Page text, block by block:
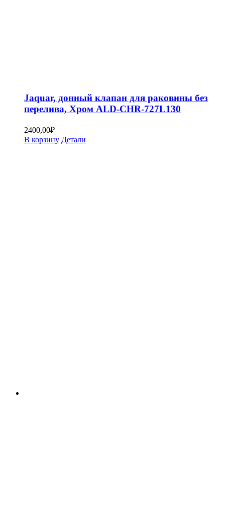
Jaquar, донный клапан для раковины без
перелива, Хром ALD-CHR-727L130
2400,00₽
В корзину Детали